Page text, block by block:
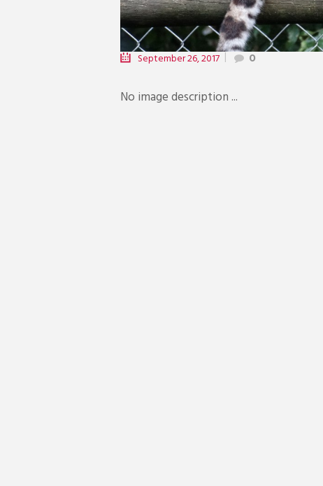
September 26, 2017 0
No image description ...